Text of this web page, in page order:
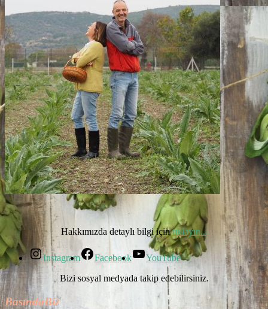
Hakkımızda detaylı bilgi içintıklayın...
Instagram Facebook
YouTube
Bizi sosyal medyada takip edebilirsiniz.
BasındaBiz